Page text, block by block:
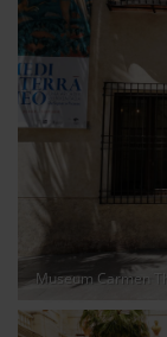
Museum Carmen